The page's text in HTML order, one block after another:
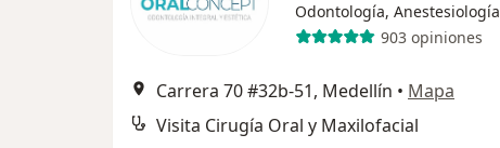
Odontología, Anestesiología
903 opiniones
Carrera 70 #32b-51, Medellín • Mapa
Visita Cirugía Oral y Maxilofacial